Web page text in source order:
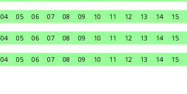
04 05 06 07 08 09 10 11 12 13 14 15
04 05 06 07 08 09 10 11 12 13 14 15
04 05 06 07 08 09 10 11 12 13 14 15